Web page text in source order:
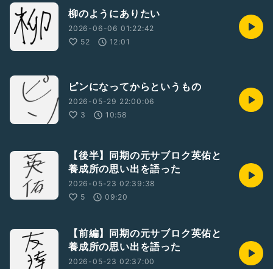
柳のようにありたい
2026-06-06 01:22:42
52
12:01
ピンになってからというもの
2026-05-29 22:00:06
3
10:58
【後半】同期の元サブロク英佑と
養成所の思い出を語った
2026-05-23 02:39:38
5
09:20
【前編】同期の元サブロク英佑と
養成所の思い出を語った
2026-05-23 02:37:00